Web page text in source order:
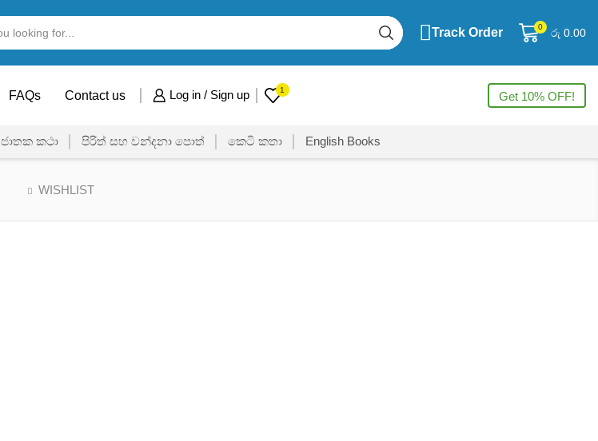
Track Order 0 රු 0.00
FAQs Contact us Log in / Sign up 1 Get 10% OFF!
ජාතක කථා පිරිත් සහ වන්දනා පොත් කෙටි කතා English Books
WISHLIST